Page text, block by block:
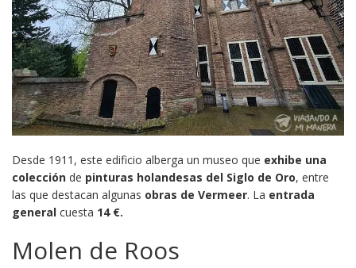
Desde 1911, este edificio alberga un museo que exhibe una
colección de pinturas holandesas del Siglo de Oro, entre
las que destacan algunas obras de Vermeer. La entrada
general cuesta 14 €.
Molen de Roos